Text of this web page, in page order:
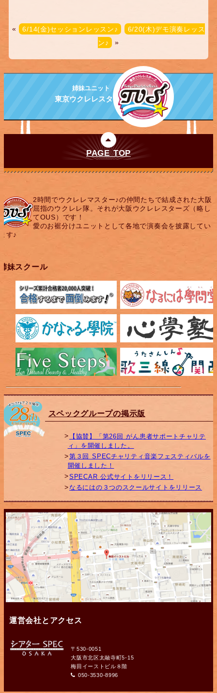
« 6/14(金)セッションレッスン♪
6/20(木)デモ演奏レッス
ン♪
»
姉妹ユニット
東京ウクレレスターズ
PAGE TOP
2時間でウクレレマスター♪の仲間たちで結成された大阪
屈指のウクレレ隊。それが大阪ウクレレスターズ（略し
てOUS）です！
愛のお裾分けユニットとして各地で演奏会を披露してい
す♪
妹スクール
スペックグループの掲示版
【協賛】「第26回 がん患者サポートチャリテ
ィ」を開催しました。
第３回 SPECチャリティ音楽フェスティバルを
開催しました！
SPECAR 公式サイトをリリース！
なるにはの３つのスクールサイトをリリース
運営会社とアクセス
〒530-0051
大阪市北区太融寺町5-15
梅田イーストビル８階
050-3530-8996